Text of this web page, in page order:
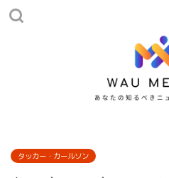
タッカー・カールソン